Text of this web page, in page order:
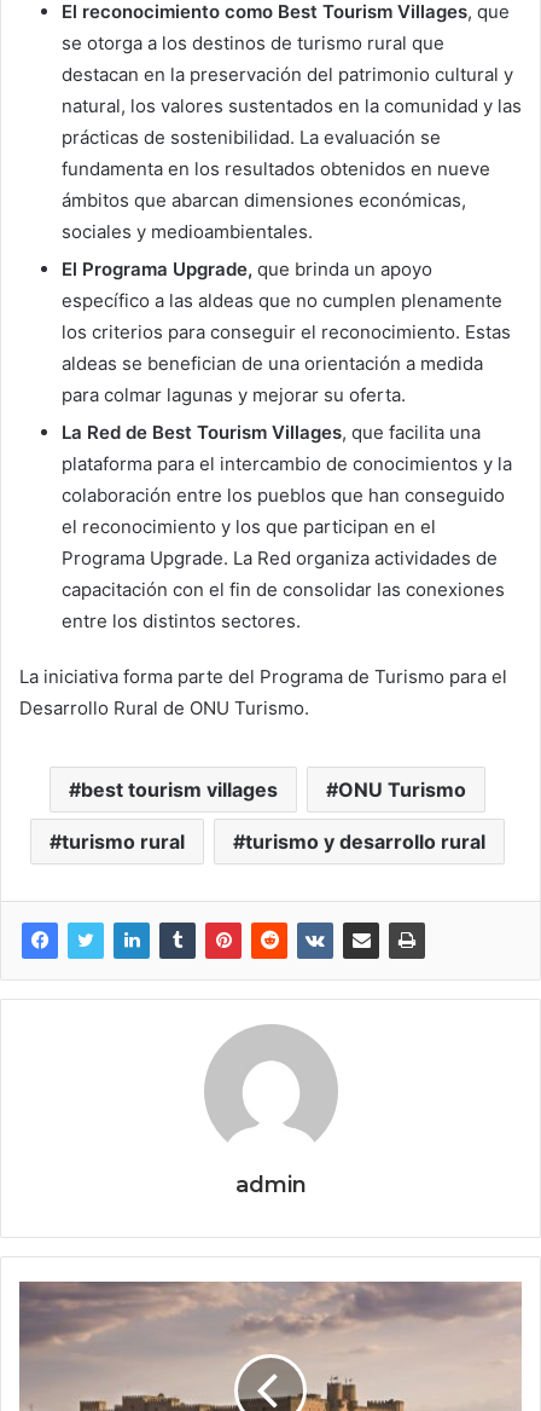
El reconocimiento como Best Tourism Villages, que
se otorga a los destinos de turismo rural que
destacan en la preservación del patrimonio cultural y
natural, los valores sustentados en la comunidad y las
prácticas de sostenibilidad. La evaluación se
fundamenta en los resultados obtenidos en nueve
ámbitos que abarcan dimensiones económicas,
sociales y medioambientales.
El Programa Upgrade, que brinda un apoyo
específico a las aldeas que no cumplen plenamente
los criterios para conseguir el reconocimiento. Estas
aldeas se benefician de una orientación a medida
para colmar lagunas y mejorar su oferta.
La Red de Best Tourism Villages, que facilita una
plataforma para el intercambio de conocimientos y la
colaboración entre los pueblos que han conseguido
el reconocimiento y los que participan en el
Programa Upgrade. La Red organiza actividades de
capacitación con el fin de consolidar las conexiones
entre los distintos sectores.
La iniciativa forma parte del Programa de Turismo para el
Desarrollo Rural de ONU Turismo.
best tourism villages ONU Turismo
turismo rural turismo y desarrollo rural
admin